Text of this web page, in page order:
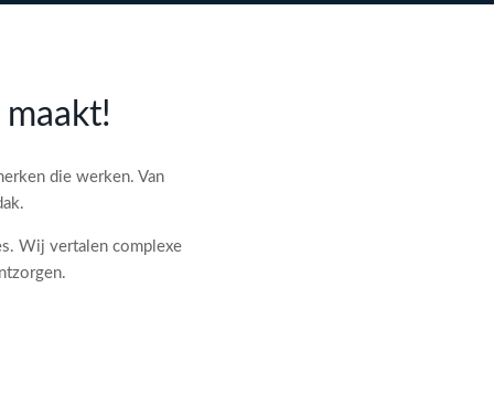
die werken. Van
Wij vertalen complexe